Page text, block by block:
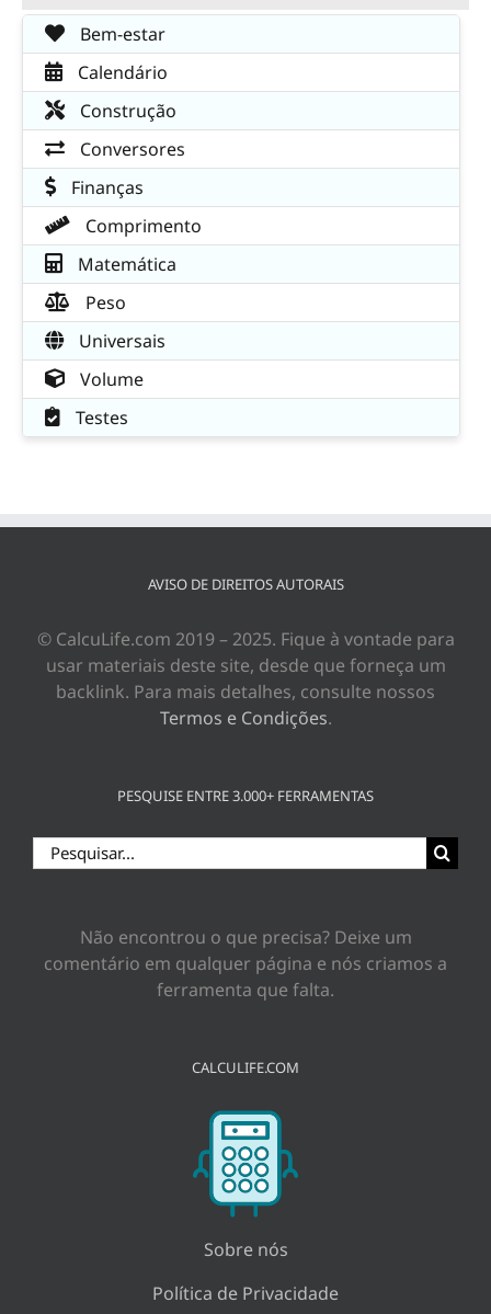
Bem-estar
Calendário
Construção
Conversores
Finanças
Comprimento
Matemática
Peso
Universais
Volume
Testes
AVISO DE DIREITOS AUTORAIS
© CalcuLife.com 2019 – 2025. Fique à vontade para
usar materiais deste site, desde que forneça um
backlink. Para mais detalhes, consulte nossos
Termos e Condições.
PESQUISE ENTRE 3.000+ FERRAMENTAS
Buscar
resultados
Não encontrou o que precisa? Deixe um
comentário em qualquer página e nós criamos a
ferramenta que falta.
CALCULIFE.COM
Sobre nós
Política de Privacidade